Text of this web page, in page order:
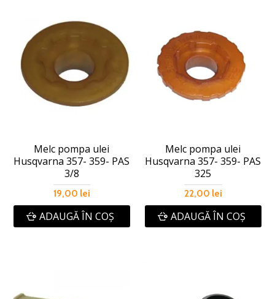
Melc pompa ulei
Husqvarna 357- 359- PAS
3/8
19,00 lei
ADAUGĂ ÎN COŞ
Melc pompa ulei
Husqvarna 357- 359- PAS
325
22,00 lei
ADAUGĂ ÎN COŞ